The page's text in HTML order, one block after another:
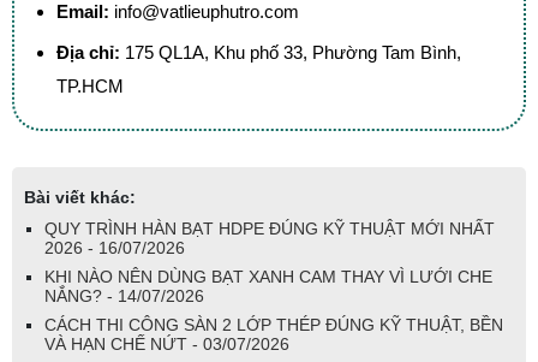
Email: info@vatlieuphutro.com
Địa chỉ: 175 QL1A, Khu phố 33, Phường Tam Bình,
TP.HCM
Bài viết khác:
QUY TRÌNH HÀN BẠT HDPE ĐÚNG KỸ THUẬT MỚI NHẤT
2026 - 16/07/2026
KHI NÀO NÊN DÙNG BẠT XANH CAM THAY VÌ LƯỚI CHE
NẮNG? - 14/07/2026
CÁCH THI CÔNG SÀN 2 LỚP THÉP ĐÚNG KỸ THUẬT, BỀN
VÀ HẠN CHẾ NỨT - 03/07/2026